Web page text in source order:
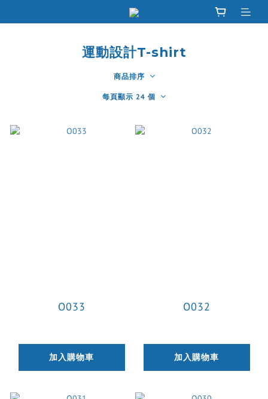
運動設計T-shirt
商品排序
每頁顯示 24 個
O033
加入購物車
O032
加入購物車